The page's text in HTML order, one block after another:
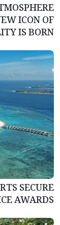
ICON OF
IS BORN
SECURE
AWARDS